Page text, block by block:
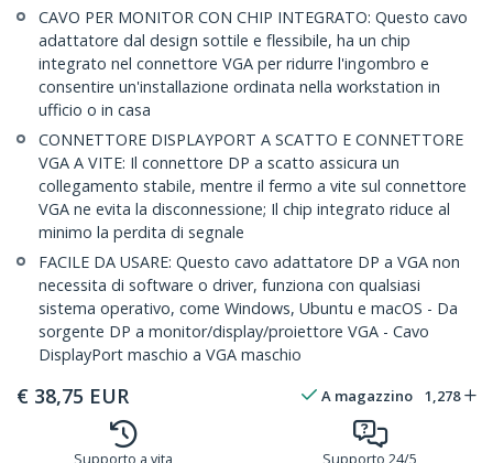
CAVO PER MONITOR CON CHIP INTEGRATO: Questo cavo
adattatore dal design sottile e flessibile, ha un chip
integrato nel connettore VGA per ridurre l'ingombro e
consentire un'installazione ordinata nella workstation in
ufficio o in casa
CONNETTORE DISPLAYPORT A SCATTO E CONNETTORE
VGA A VITE: Il connettore DP a scatto assicura un
collegamento stabile, mentre il fermo a vite sul connettore
VGA ne evita la disconnessione; Il chip integrato riduce al
minimo la perdita di segnale
FACILE DA USARE: Questo cavo adattatore DP a VGA non
necessita di software o driver, funziona con qualsiasi
sistema operativo, come Windows, Ubuntu e macOS - Da
sorgente DP a monitor/display/proiettore VGA - Cavo
DisplayPort maschio a VGA maschio
€ 38,75 EUR A magazzino 1,278
Supporto a vita Supporto 24/5